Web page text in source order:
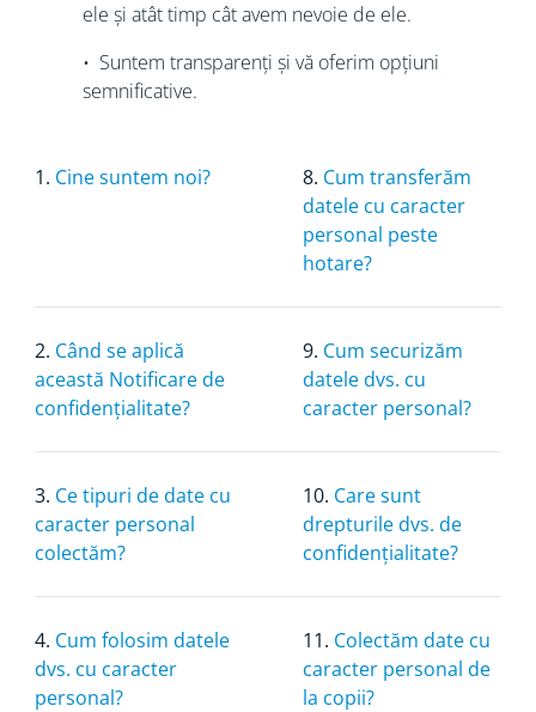
ele și atât timp cât avem nevoie de ele.
• Suntem transparenți și vă oferim opțiuni
semnificative.
1. Cine suntem noi? 8. Cum transferăm
datele cu caracter
personal peste
hotare?
2. Când se aplică
această Notificare de
confidențialitate?
9. Cum securizăm
datele dvs. cu
caracter personal?
3. Ce tipuri de date cu
caracter personal
colectăm?
10. Care sunt
drepturile dvs. de
confidențialitate?
4. Cum folosim datele
dvs. cu caracter
personal?
11. Colectăm date cu
caracter personal de
la copii?